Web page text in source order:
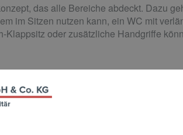
das alle Bereiche abdeckt. Dazu
im Sitzen nutzen kann, ein WC mit
oder zusätzliche Handgriffe
persönlich beraten. Michael